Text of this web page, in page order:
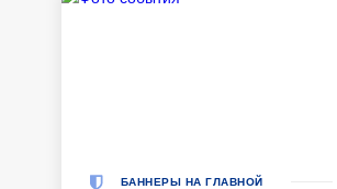
БАННЕРЫ НА ГЛАВНОЙ